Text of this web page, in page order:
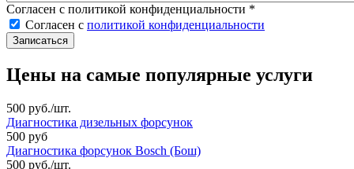
Согласен с политикой конфиденциальности *
Согласен с политикой конфиденциальности
Цены на самые популярные услуги
500 руб./шт.
Диагностика дизельных форсунок
500 руб
Диагностика форсунок Bosch (Бош)
500 руб./шт.